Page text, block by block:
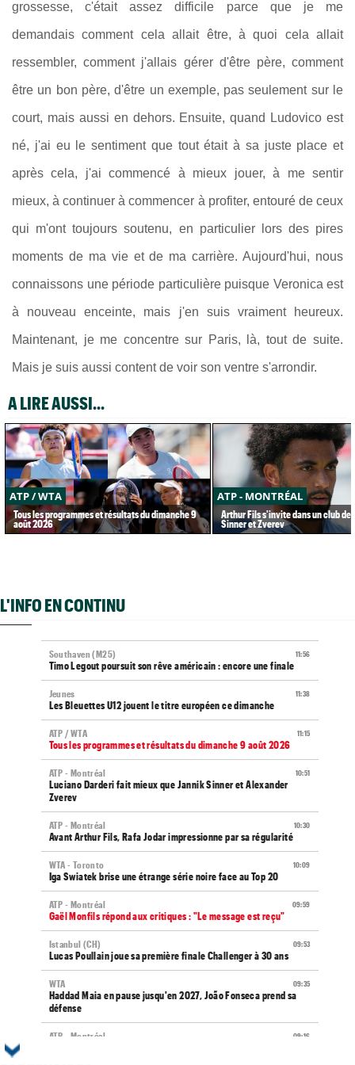
grossesse, c'était assez difficile parce que je me
demandais comment cela allait être, à quoi cela allait
ressembler, comment j'allais gérer d'être père, comment
être un bon père, d'être un exemple, pas seulement sur le
court, mais aussi en dehors. Ensuite, quand Ludovico est
né, j'ai eu le sentiment que tout était à sa juste place et
après cela, j'ai commencé à mieux jouer, à me sentir
mieux, à continuer à commencer à profiter, entouré de ceux
qui m'ont toujours soutenu, en particulier lors des pires
moments de ma vie et de ma carrière. Aujourd'hui, nous
connaissons une période particulière puisque Veronica est
à nouveau enceinte, mais j'en suis vraiment heureux.
Maintenant, je me concentre sur Paris, là, tout de suite.
Mais je suis aussi content de voir son ventre s'arrondir.
A LIRE AUSSI...
ATP / WTA
Tous les programmes et résultats du dimanche 9
août 2026
ATP - MONTRÉAL
Arthur Fils s'invite dans un club de
Sinner et Zverev
L'INFO EN CONTINU
11:56
Southaven (M25)
Timo Legout poursuit son rêve américain : encore une finale
11:38
Jeunes
Les Bleuettes U12 jouent le titre européen ce dimanche
11:15
ATP / WTA
Tous les programmes et résultats du dimanche 9 août 2026
10:51
ATP - Montréal
Luciano Darderi fait mieux que Jannik Sinner et Alexander
Zverev
10:30
ATP - Montréal
Avant Arthur Fils, Rafa Jodar impressionne par sa régularité
10:09
WTA - Toronto
Iga Swiatek brise une étrange série noire face au Top 20
09:59
ATP - Montréal
Gaël Monfils répond aux critiques : "Le message est reçu"
09:53
Istanbul (CH)
Lucas Poullain joue sa première finale Challenger à 30 ans
09:35
WTA
Haddad Maia en pause jusqu'en 2027, João Fonseca prend sa
défense
09:16
ATP - Montréal